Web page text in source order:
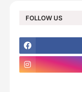
FOLLOW US